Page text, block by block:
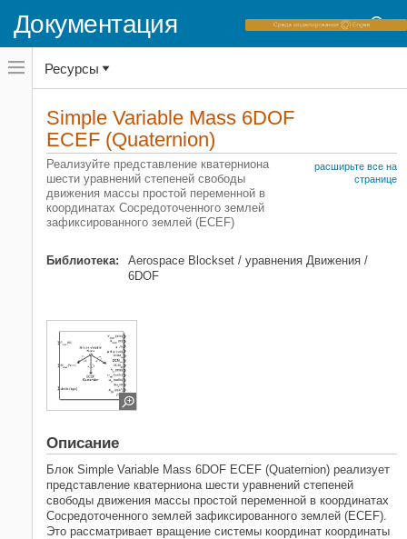
Документация
Переключатель
навигационного
меню
переключатель
навигационного
Aerospace Blockset
Системы координат
Уравнения движения
6DOF
Aerospace Blockset
(Quaternion)
НА ЭТОЙ СТРАНИЦЕ
Ограничения
Параметры
Алгоритмы
Ссылки
Расширенные возможности
Смотрите также
Ресурсы
Simple Variable Mass 6DOF
ECEF (Quaternion)
Реализуйте представление кватерниона
шести уравнений степеней свободы
движения массы простой переменной в
координатах Сосредоточенного землей
зафиксированного землей (ECEF)
расширьте все на
странице
Библиотека:
Aerospace Blockset / уравнения Движения /
6DOF
Описание
Блок Simple Variable Mass 6DOF ECEF (Quaternion) реализует
представление кватерниона шести уравнений степеней
свободы движения массы простой переменной в координатах
Сосредоточенного землей зафиксированного землей (ECEF).
Это рассматривает вращение системы координат координаты